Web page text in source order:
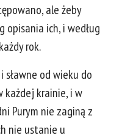
ale żeby
opisania ich, i według
rok.
sławne od wieku do
każdej krainie, i w
Purym nie zaginą z
nie ustanie u